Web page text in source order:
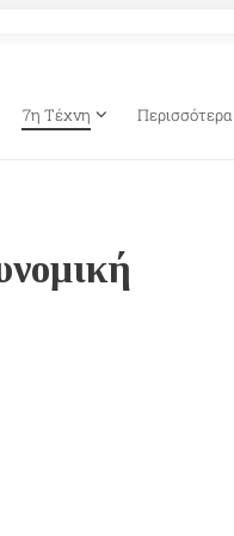
7η Τέχνη Περισσότερα